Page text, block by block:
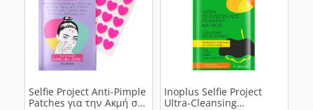
Selfie Project Anti-Pimple
Patches για την Ακμή σε
Inoplus Selfie Project
Ultra-Cleansing